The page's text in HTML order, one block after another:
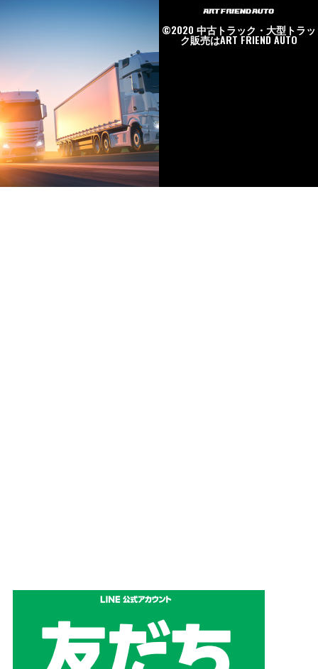
©2020 中古トラック・大型トラッ
ク販売はART FRIEND AUTO